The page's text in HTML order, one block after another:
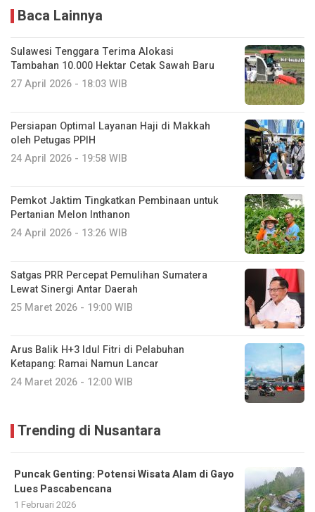
Baca Lainnya
Sulawesi Tenggara Terima Alokasi
Tambahan 10.000 Hektar Cetak Sawah Baru
27 April 2026 - 18:03 WIB
Persiapan Optimal Layanan Haji di Makkah
oleh Petugas PPIH
24 April 2026 - 19:58 WIB
Pemkot Jaktim Tingkatkan Pembinaan untuk
Pertanian Melon Inthanon
24 April 2026 - 13:26 WIB
Satgas PRR Percepat Pemulihan Sumatera
Lewat Sinergi Antar Daerah
25 Maret 2026 - 19:00 WIB
Arus Balik H+3 Idul Fitri di Pelabuhan
Ketapang: Ramai Namun Lancar
24 Maret 2026 - 12:00 WIB
Trending di Nusantara
Puncak Genting: Potensi Wisata Alam di Gayo
Lues Pascabencana
1 Februari 2026